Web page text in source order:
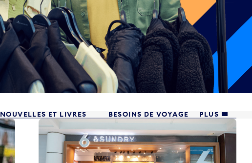
NOUVELLES ET LIVRES BESOINS DE VOYAGE
PLUS